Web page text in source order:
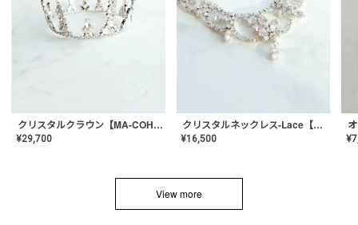
クリスタルクラウン【MA-COHD-01】韓国風クラウン/ウェディングクラウン/ティアラ
¥29,700
クリスタルネックレス-Lace【MA-CONL-02】
¥16,500 ¥
View more